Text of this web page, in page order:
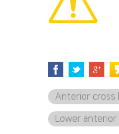
Anterior cross
Lower anterior